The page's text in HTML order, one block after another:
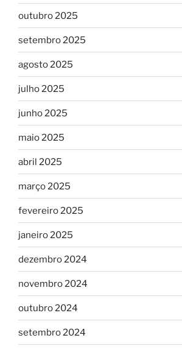
outubro 2025
setembro 2025
agosto 2025
julho 2025
junho 2025
maio 2025
abril 2025
março 2025
fevereiro 2025
janeiro 2025
dezembro 2024
novembro 2024
outubro 2024
setembro 2024